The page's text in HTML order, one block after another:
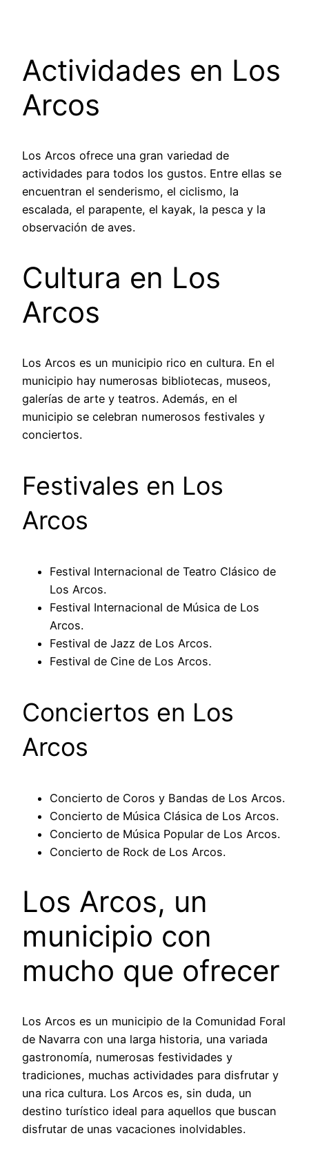
Actividades en Los
Arcos
Los Arcos ofrece una gran variedad de
actividades para todos los gustos. Entre ellas se
encuentran el senderismo, el ciclismo, la
escalada, el parapente, el kayak, la pesca y la
observación de aves.
Cultura en Los
Arcos
Los Arcos es un municipio rico en cultura. En el
municipio hay numerosas bibliotecas, museos,
galerías de arte y teatros. Además, en el
municipio se celebran numerosos festivales y
conciertos.
Festivales en Los
Arcos
Festival Internacional de Teatro Clásico de
Los Arcos.
Festival Internacional de Música de Los
Arcos.
Festival de Jazz de Los Arcos.
Festival de Cine de Los Arcos.
Conciertos en Los
Arcos
Concierto de Coros y Bandas de Los Arcos.
Concierto de Música Clásica de Los Arcos.
Concierto de Música Popular de Los Arcos.
Concierto de Rock de Los Arcos.
Los Arcos, un
municipio con
mucho que ofrecer
Los Arcos es un municipio de la Comunidad Foral
de Navarra con una larga historia, una variada
gastronomía, numerosas festividades y
tradiciones, muchas actividades para disfrutar y
una rica cultura. Los Arcos es, sin duda, un
destino turístico ideal para aquellos que buscan
disfrutar de unas vacaciones inolvidables.